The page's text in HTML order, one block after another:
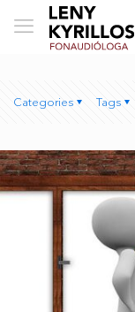
Categories Tags